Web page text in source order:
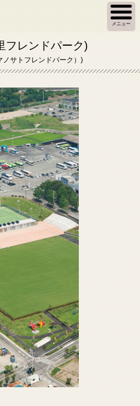
メニュー
フレンドパーク)
ノサトフレンドパーク）)